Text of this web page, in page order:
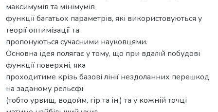
максимумів та мінімумів
функції багатьох параметрів, які використовуються у
теорії оптимізації та
пропонуються сучасними науковцями.
Основна ідея полягає у тому, що при вдалій побудові
функції поверхні, яка
проходитиме крізь базові лінії нездоланних перешкод
на заданому рельєфі
(тобто урвищ, водойм, гір та ін.) та у кожній точці